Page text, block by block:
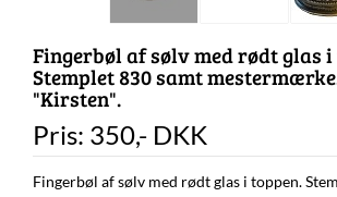
Fingerbøl af sølv med rødt glas i
Stemplet 830 samt
"Kirsten".
Pris: 350,- DKK
Fingerbøl af sølv med rødt glas i toppen.